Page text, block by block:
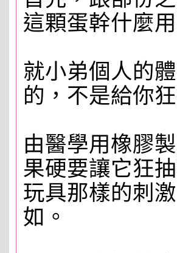
這顆蛋幹什麼
就小弟個人的
的，不是給你
由醫學用橡膠
果硬要讓它狂
玩具那樣的刺
如。